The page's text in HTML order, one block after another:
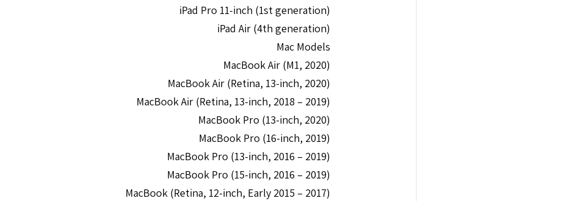
(iPad Pro 11-inch (1st generation
(iPad Air (4th generation
Mac Models
MacBook Air (M1, 2020)
(MacBook Air (Retina, 13-inch, 2020
(MacBook Air (Retina, 13-inch, 2018 – 2019
(MacBook Pro (13-inch, 2020
(MacBook Pro (16-inch, 2019
(MacBook Pro (13-inch, 2016 – 2019
(MacBook Pro (15-inch, 2016 – 2019
(MacBook (Retina, 12-inch, Early 2015 – 2017